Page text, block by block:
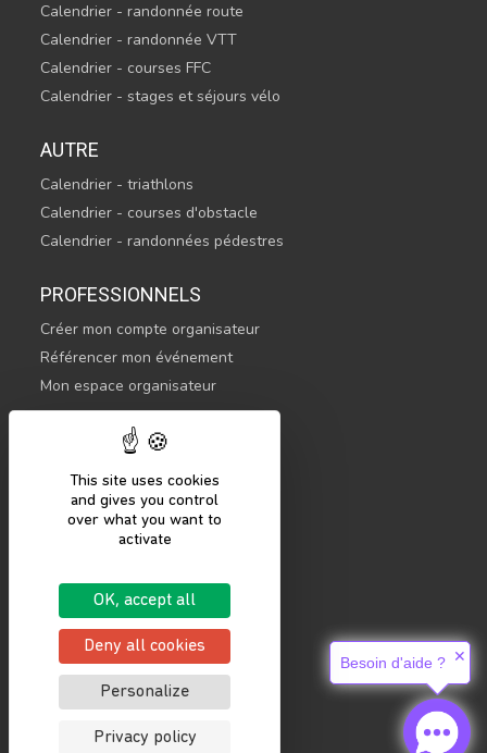
This site uses cookies
and gives you control
over what you want to
activate
OK, accept all
Deny all cookies
Personalize
Privacy policy
Calendrier - randonnée route
Calendrier - randonnée VTT
Calendrier - courses FFC
Calendrier - stages et séjours vélo
AUTRE
Calendrier - triathlons
Calendrier - courses d'obstacle
Calendrier - randonnées pédestres
PROFESSIONNELS
Créer mon compte organisateur
Référencer mon événement
Mon espace organisateur
CONTACTEZ-NOUS
COMMENCER
Se connecter
Mentions légales
Politique de confidentialité
Besoin d'aide ? ✕